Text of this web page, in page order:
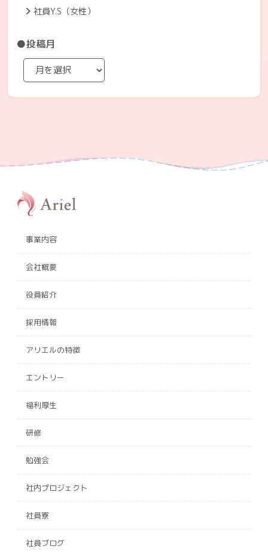
社員Y.S（女性）
●投稿月
事業内容
会社概要
役員紹介
採用情報
アリエルの特徴
エントリー
福利厚生
研修
勉強会
社内プロジェクト
社員寮
社員ブログ